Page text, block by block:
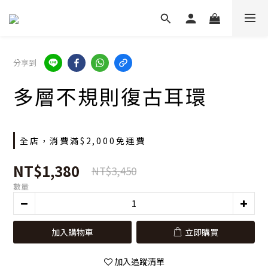
分享到
多層不規則復古耳環
全店，消費滿$2,000免運費
NT$1,380 NT$3,450
數量
加入購物車 立即購買
加入追蹤清單